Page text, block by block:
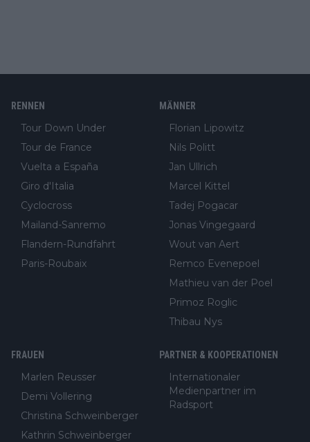
RENNEN
Tour Down Under
Tour de France
Vuelta a España
Giro d'Italia
Cyclocross
Mailand-Sanremo
Flandern-Rundfahrt
Paris-Roubaix
MÄNNER
Florian Lipowitz
Nils Politt
Jan Ullrich
Marcel Kittel
Tadej Pogacar
Jonas Vingegaard
Wout van Aert
Remco Evenepoel
Mathieu van der Poel
Primoz Roglic
Thibau Nys
FRAUEN
Marlen Reusser
Demi Vollering
Christina Schweinberger
Kathrin Schweinberger
PARTNER & KOOPERATIONEN
Internationaler
Medienpartner im
Radsport